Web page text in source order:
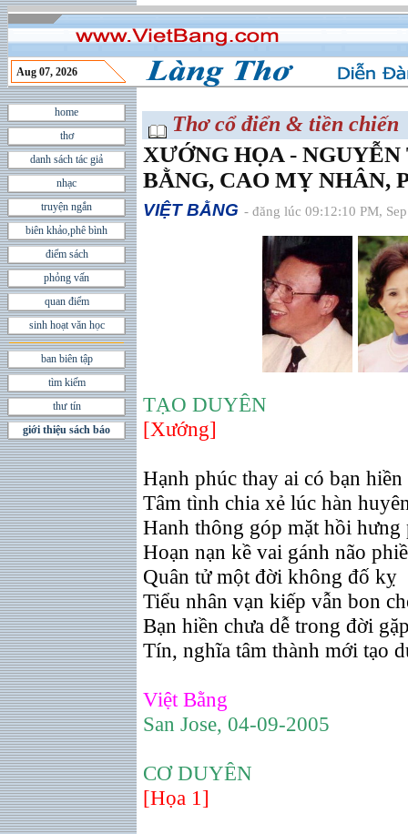
Aug 07, 2026
home
thơ
danh sách tác giả
nhạc
truyện ngắn
biên khảo,phê bình
điểm sách
phỏng vấn
quan điểm
sinh hoạt văn học
ban biên tập
tìm kiếm
thư tín
giới thiệu sách báo
Thơ cổ điển & tiền chiến
XƯỚNG HỌA -
BẰNG, CAO MỴ NHÂN,
VIỆT BẰNG - đăng lúc 09:12:10 PM,
TẠO DUYÊN
[Xướng]
Hạnh phúc thay ai có bạn hiền
Tâm tình chia xẻ lúc hàn
Hanh thông góp mặt hồi hưng
Hoạn nạn kề vai gánh não
Quân tử một đời không đố kỵ
Tiểu nhân vạn kiếp vẫn bon
Bạn hiền chưa dễ trong đời
Tín, nghĩa tâm thành mới tạo
Việt Bằng
San Jose, 04-09-2005
CƠ DUYÊN
[Họa 1]